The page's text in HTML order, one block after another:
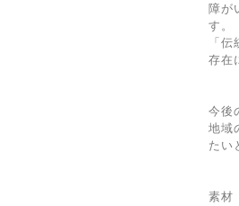
障が
す。
「
存在
今後
地域
たい
素材